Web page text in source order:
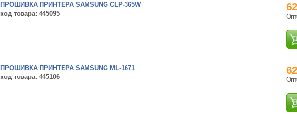
ПРОШИВКА ПРИНТЕРА SAMSUNG CLP-365W
код товара: 445095
ПРОШИВКА ПРИНТЕРА SAMSUNG ML-1671
код товара: 445106